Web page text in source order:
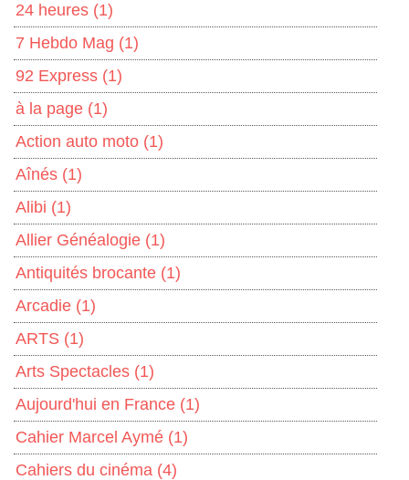
24 heures (1)
7 Hebdo Mag (1)
92 Express (1)
à la page (1)
Action auto moto (1)
Aînés (1)
Alibi (1)
Allier Généalogie (1)
Antiquités brocante (1)
Arcadie (1)
ARTS (1)
Arts Spectacles (1)
Aujourd'hui en France (1)
Cahier Marcel Aymé (1)
Cahiers du cinéma (4)